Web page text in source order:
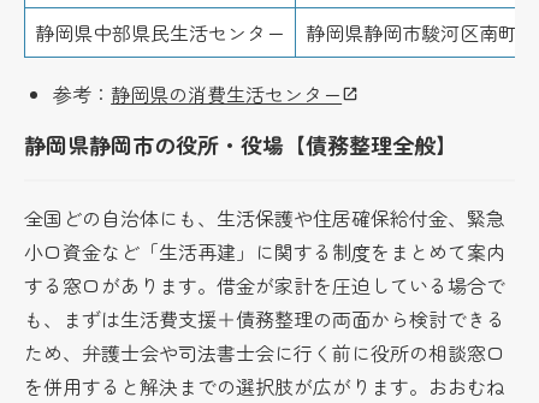
静岡県中部県民生活センター
静岡県静岡市駿河区南
参考： 静岡県の消費生活センター
静岡県静岡市の役所・役場【債務整理全般】
全国どの自治体にも、生活保護や住居確保給付金、緊急
小口資金など「生活再建」に関する制度をまとめて案内
する窓口があります。借金が家計を圧迫している場合で
も、まずは生活費支援＋債務整理の両面から検討できる
ため、弁護士会や司法書士会に行く前に役所の相談窓口
を併用すると解決までの選択肢が広がります。おおむね